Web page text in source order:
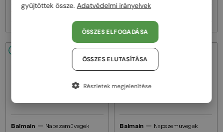
Balmain — Napszemüvegek
48/72 -25%
Balmain — Napszemüvegek
gyűjtöttek össze. Adatvédelmi irányelvek
ÖSSZES ELFOGADÁSA
ÖSSZES ELUTASÍTÁSA
Részletek megjelenítése